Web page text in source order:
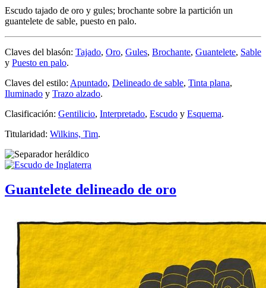
Escudo tajado de oro y gules; brochante sobre la partición un
guantelete de sable, puesto en palo.
Claves del blasón: Tajado, Oro, Gules, Brochante, Guantelete, Sable
y Puesto en palo.
Claves del estilo: Apuntado, Delineado de sable, Tinta plana,
Iluminado y Trazo alzado.
Clasificación: Gentilicio, Interpretado, Escudo y Esquema.
Titularidad: Wilkins, Tim.
Guantelete delineado de oro